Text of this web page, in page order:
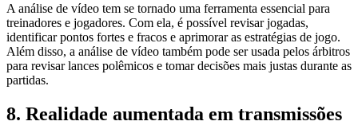
A análise de vídeo tem se tornado uma ferramenta essencial para
treinadores e jogadores. Com ela, é possível revisar jogadas,
identificar pontos fortes e fracos e aprimorar as estratégias de jogo.
Além disso, a análise de vídeo também pode ser usada pelos árbitros
para revisar lances polêmicos e tomar decisões mais justas durante as
partidas.
8. Realidade aumentada em transmissões